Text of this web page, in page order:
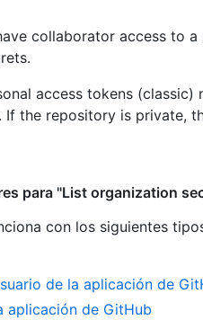
collaborator access to
access tokens (classic)
If the repository is private,
para "List organization
con los siguientes
de la aplicación de
aplicación de GitHub